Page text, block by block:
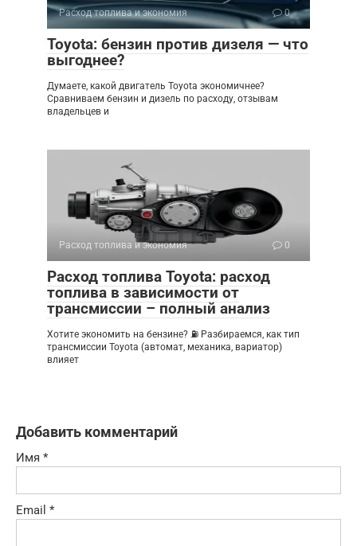
Расход топлива и экономия 0
Toyota: бензин против дизеля — что
выгоднее?
Думаете, какой двигатель Toyota экономичнее?
Сравниваем бензин и дизель по расходу, отзывам
владельцев и
Расход топлива и экономия 0
Расход топлива Toyota: расход
топлива в зависимости от
трансмиссии – полный анализ
Хотите экономить на бензине? ⛽ Разбираемся, как тип
трансмиссии Toyota (автомат, механика, вариатор)
влияет
Добавить комментарий
Имя *
Email *